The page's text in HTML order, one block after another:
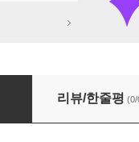
리뷰/한줄평 (0/